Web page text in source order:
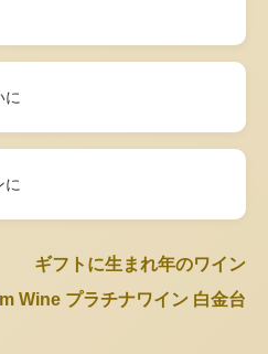
に
に
ギフトに生まれ年のワイン
Wine プラチナワイン 白金台